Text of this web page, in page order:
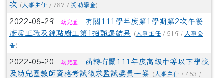
次
( 人事主任 / 787 / 獎助學金)
2022-08-29 幼兒園
有關111學年度第1學期第2次午餐
廚房正職及鐘點廚工第1招甄選結果
( 人事主任 / 519 / 人事公
告)
2022-05-20 幼兒園
函轉有關111年度高級中等以下學校
及幼兒園教師資格考試徵求監試委員一案
( 人事主任 / 453 /